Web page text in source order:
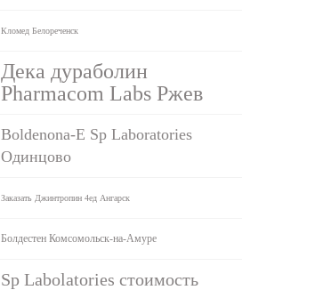
Кломед Белореченск
Дека дураболин
Pharmacom Labs Ржев
Boldenona-E Sp Laboratories
Одинцово
Заказать Джинтропин 4ед Ангарск
Болдестен Комсомольск-на-Амуре
Sp Labolatories стоимость